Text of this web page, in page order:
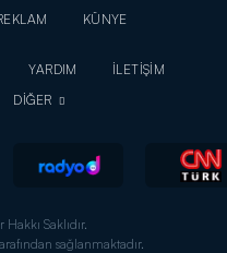
KÜNYE
YARDIM
İLETİŞİM
DİĞER
Saklıdır.
sağlanmaktadır.